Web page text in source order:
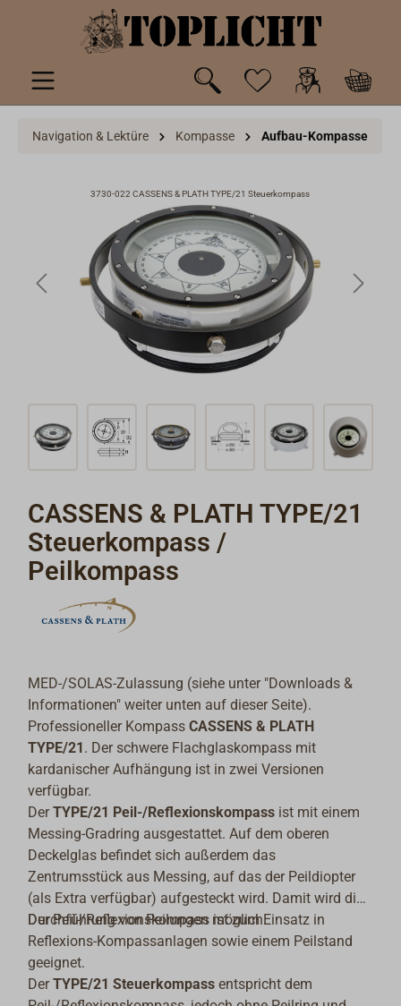
springen
Navigation & Lektüre Kompasse Aufbau-Kompasse
3730-022 CASSENS & PLATH TYPE/21 Steuerkompass
CASSENS & PLATH TYPE/21
Steuerkompass /
Peilkompass
MED-/SOLAS-Zulassung (siehe unter "Downloads &
Informationen" weiter unten auf dieser Seite).
Professioneller KompassCASSENS & PLATH
TYPE/21. Der schwere Flachglaskompass mit
kardanischer Aufhängung ist in zwei Versionen
verfügbar.
DerTYPE/21 Peil-/Reflexionskompass ist mit einem
Messing-Gradring ausgestattet. Auf dem oberen
Deckelglas befindet sich außerdem das
Zentrumsstück aus Messing, auf das der Peildiopter
(als Extra verfügbar) aufgesteckt wird. Damit wird die
Durchführung von Peilungen möglich.
Der Peil-/Reflexionskompass ist zum Einsatz in
Reflexions-Kompassanlagen sowie einem Peilstand
geeignet.
DerTYPE/21 Steuerkompass entspricht dem